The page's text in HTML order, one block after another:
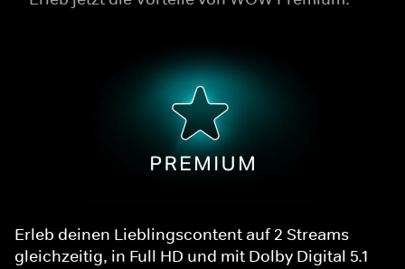
Erleb deinen Lieblingscontent auf 2 Streams
gleichzeitig, in Full HD und mit Dolby Digital 5.1